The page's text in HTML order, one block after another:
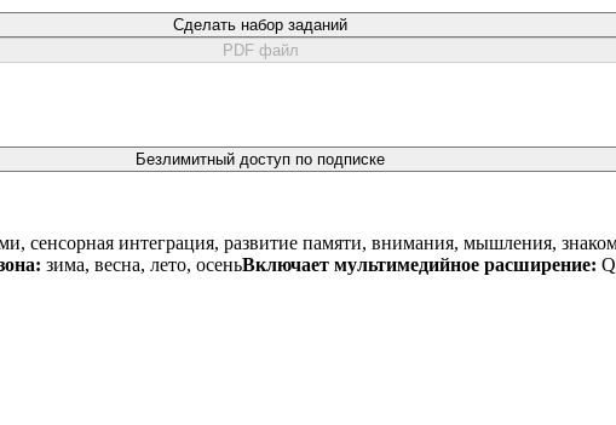
Сделать набор заданий
PDF файл
Безлимитный доступ по подписке
сенсорная интеграция, развитие памяти, внимания, мышления,
зима, весна, лето, осеньВключает мультимедийное расширение: